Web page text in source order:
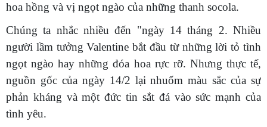
hoa hồng và vị ngọt ngào của những thanh socola.
Chúng ta nhắc nhiều đến "ngày 14 tháng 2. Nhiều
người lầm tưởng Valentine bắt đầu từ những lời tỏ tình
ngọt ngào hay những đóa hoa rực rỡ. Nhưng thực tế,
nguồn gốc của ngày 14/2 lại nhuốm màu sắc của sự
phản kháng và một đức tin sắt đá vào sức mạnh của
tình yêu.